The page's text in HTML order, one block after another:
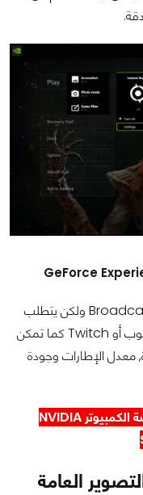
لبدأ البث المباشر قم بالضغط على Broadcast Live ولكن يتطلب
الأمر أن توصل حسابك إما بفيس بوك, يوتيوب أو Twitch كما تمكن
معدل الإطارات وجودة
أفضل برنامج تسجيل شاشة الكمبيوتر NVIDIA
العامة